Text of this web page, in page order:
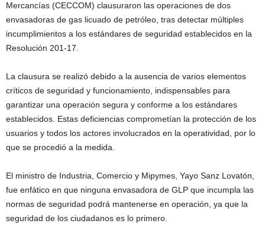
Mercancías (CECCOM) clausuraron las operaciones de dos
envasadoras de gas licuado de petróleo, tras detectar múltiples
incumplimientos a los estándares de seguridad establecidos en la
Resolución 201-17.
La clausura se realizó debido a la ausencia de varios elementos
críticos de seguridad y funcionamiento, indispensables para
garantizar una operación segura y conforme a los estándares
establecidos. Estas deficiencias comprometían la protección de los
usuarios y todos los actores involucrados en la operatividad, por lo
que se procedió a la medida.
El ministro de Industria, Comercio y Mipymes, Yayo Sanz Lovatón,
fue enfático en que ninguna envasadora de GLP que incumpla las
normas de seguridad podrá mantenerse en operación, ya que la
seguridad de los ciudadanos es lo primero.